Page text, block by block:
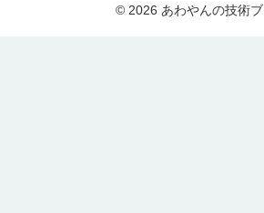
© 2026 あわやんの技術